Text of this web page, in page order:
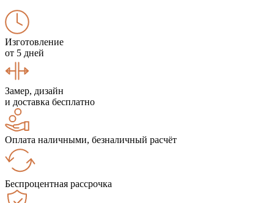
Изготовление
от 5 дней
Замер, дизайн
и доставка бесплатно
Оплата наличными, безналичный расчёт
Беспроцентная рассрочка